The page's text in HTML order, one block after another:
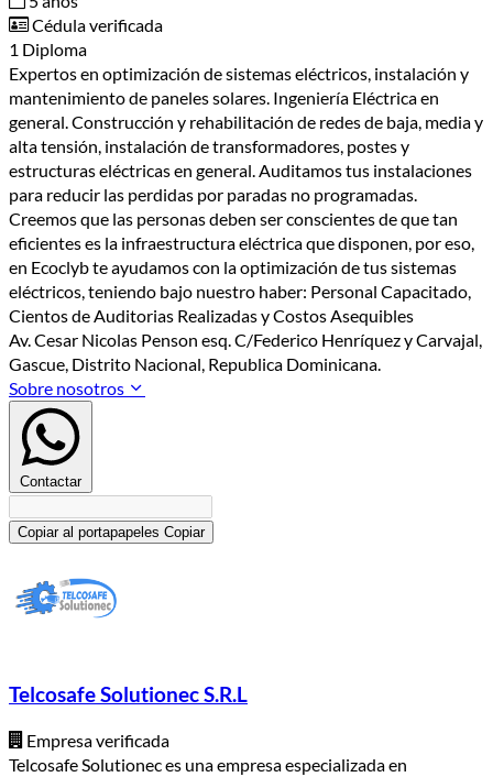
Cédula verificada
1 Diploma
Expertos en optimización de sistemas eléctricos, instalación y
mantenimiento de paneles solares. Ingeniería Eléctrica en
general. Construcción y rehabilitación de redes de baja, media y
alta tensión, instalación de transformadores, postes y
estructuras eléctricas en general. Auditamos tus instalaciones
para reducir las perdidas por paradas no programadas.
Creemos que las personas deben ser conscientes de que tan
eficientes es la infraestructura eléctrica que disponen, por eso,
en Ecoclyb te ayudamos con la optimización de tus sistemas
eléctricos, teniendo bajo nuestro haber: Personal Capacitado,
Cientos de Auditorias Realizadas y Costos Asequibles
Av. Cesar Nicolas Penson esq. C/Federico Henríquez y Carvajal,
Gascue, Distrito Nacional, Republica Dominicana.
Sobre nosotros
Contactar
Copiar al portapapeles Copiar
Telcosafe Solutionec S.R.L
Empresa verificada
Telcosafe Solutionec es una empresa especializada en